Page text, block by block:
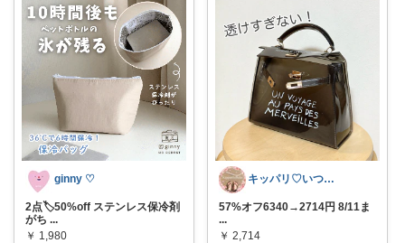
ginny ♡
2点🏷️50%off ステンレス保冷剤
がち ...
￥ 1,980
キッパリ♡いつもありがとうございます🌸
57%オフ6340→2714円 8/11ま
...
￥ 2,714